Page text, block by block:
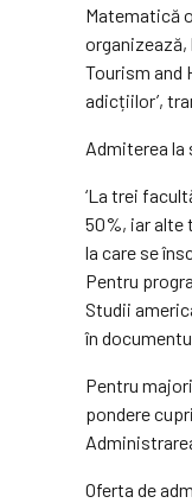
Matematică
Tourism and
adicțiilor’,
Admiterea la
‘La trei
50%, iar alte
la care se
Pentru
Studii
în
Pentru
pondere
Oferta de